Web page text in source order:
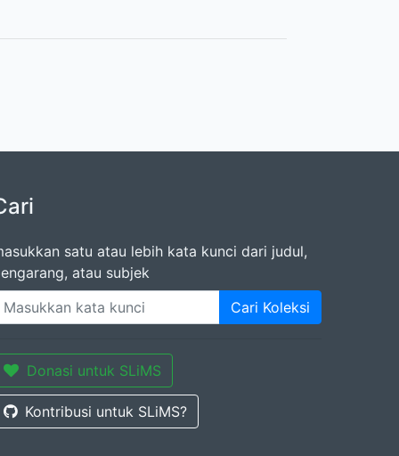
satu atau lebih kata kunci dari judul,
atau subjek
Cari Koleksi
Donasi untuk SLiMS
Kontribusi untuk SLiMS?